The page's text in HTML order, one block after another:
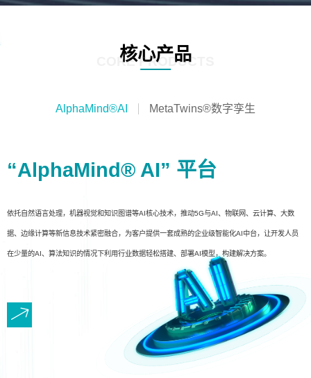
核心产品
CORE PRODUCTS
AlphaMind®AI MetaTwins®数字孪生
“AlphaMind® AI” 平台
依托自然语言处理，机器视觉和知识图谱等AI核心技术，推动5G与AI、物联网、云计算、大数
据、边缘计算等新信息技术紧密融合，为客户提供一套成熟的企业级智能化AI中台，让开发人员
在少量的AI、算法知识的情况下利用行业数据轻松搭建、部署AI模型，构建解决方案。